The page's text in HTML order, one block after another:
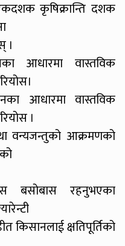
कृषिक्रान्ति दशक
।
आधारमा वास्तविक
आधारमा वास्तविक
।
वन्यजन्तुको आक्रमणको
बसोबास रहनुभएका
किसानलाई क्षतिपूर्तिको